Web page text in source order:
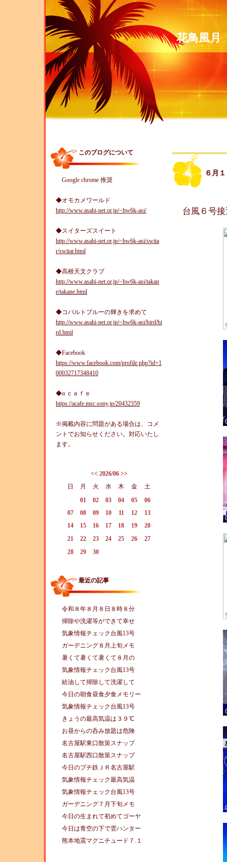
花鳥風月
このブログについて
Google chrome 推奨
◆オモカメワールド
http://www.asahi-net.or.jp/~hw6k-asi/
◆スイターズスイート
http://www.asahi-net.or.jp/~hw6k-asi/swita
r/switar.html
◆高根天文クラブ
http://www.asahi-net.or.jp/~hw6k-asi/takan
e/takane.html
◆コバルトブルーの輝きを求めて
http://www.asahi-net.or.jp/~hw6k-asi/bird/bi
rd.html
◆Facebook
https://www.facebook.com/profile.php?id=1
00032717348410
◆α ｃａｆｅ
https://acafe.msc.sony.jp/20432359
※掲載内容に問題がある場合は、コメ
ントでお知らせください。対応いたし
ます。
<< 2026/06 >>
日
月 火 水 木 金
土
01
02 03 04 05
06
07
08 09 10 11 12
13
14
15 16 17 18 19
20
21
22 23 24 25 26
27
28
29 30
最近の記事
令和８年８月８日８時８分
掃除や洗濯等ができて幸せ
気象情報チェック台風13号
ガーデニング８月上旬メモ
暑くて暑くて暑くて８月の
気象情報チェック台風13号
給油して掃除して洗濯して
今日の朝食昼食夕食メモリー
気象情報チェック台風13号
きょうの最高気温は３９℃
お昼からの呑み放題は危険
名古屋駅東口散策スナップ
名古屋駅西口散策スナップ
今日のプチ鉄ＪＲ名古屋駅
気象情報チェック最高気温
気象情報チェック台風13号
ガーデニング７月下旬メモ
今日の生まれて初めてゴーヤ
今日は青空の下で雲ハンター
熊本地震マグニチュード７.１
６月
台風６号